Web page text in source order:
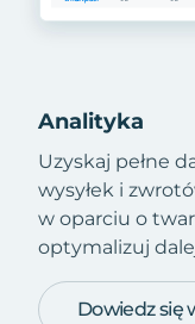
Analityka
Uzyskaj pełne
wysyłek i
w oparciu o
optymalizuj
Dowiedz się